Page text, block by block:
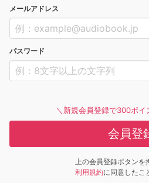
メールアドレス
パスワード
＼新規会員登録で300ポイ
会員登
上の会員登録ボタンを
利用規約に同意したこ